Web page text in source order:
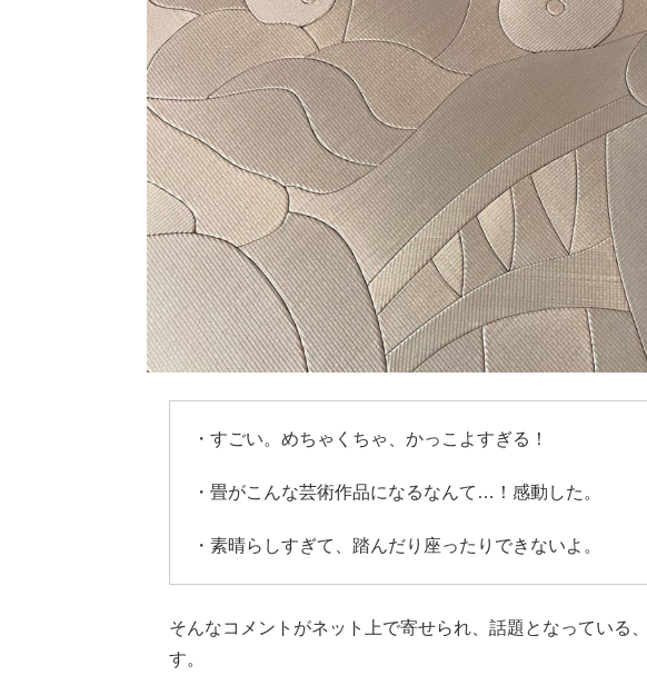
・すごい。めちゃくちゃ、かっこよすぎる！
・畳がこんな芸術作品になるなんて…！感動した。
・素晴らしすぎて、踏んだり座ったりできないよ。
そんなコメントがネット上で寄せられ、話題となっている、
す。